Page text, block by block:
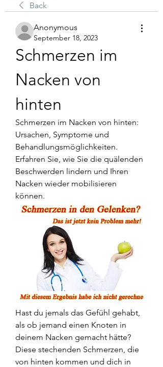
Back
Anonymous
September 18, 2023
Schmerzen im
Nacken von
hinten
Schmerzen im Nacken von hinten:
Ursachen, Symptome und
Behandlungsmöglichkeiten.
Erfahren Sie, wie Sie die quälenden
Beschwerden lindern und Ihren
Nacken wieder mobilisieren
können.
Hast du jemals das Gefühl gehabt,
als ob jemand einen Knoten in
deinem Nacken gemacht hätte?
Diese stechenden Schmerzen, die
von hinten kommen und dich in